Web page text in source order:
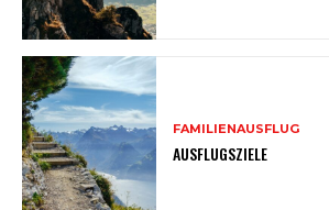
FAMILIENAUSFLUG
AUSFLUGSZIELE